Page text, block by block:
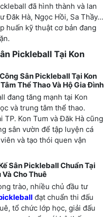
đã hình thành và lan
Đăk Hà, Ngọc Hồi, Sa Thầy…
huấn kỹ thuật cơ bản đang
Pickleball Tại Kon
Sân Pickleball Tại Kon
Thể Thao Và Hộ Gia Đình
đang tăng mạnh tại Kon
và trung tâm thể thao.
Kon Tum và Đăk Hà cũng
sân vườn để tập luyện cá
và tạo thói quen vận
Sân Pickleball Chuẩn Tại
Cho Thuê
trào, nhiều chủ đầu tư
đạt chuẩn thi đấu
tổ chức lớp học, giải đấu